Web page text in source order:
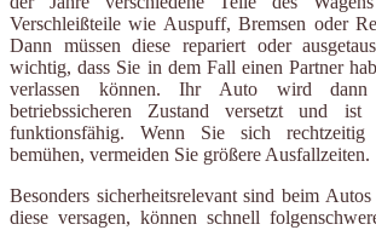
Verschleißteile wie Auspuff, Bremsen oder
Dann müssen diese repariert oder
wichtig, dass Sie in dem Fall einen Partner
verlassen können. Ihr Auto wird
betriebssicheren Zustand versetzt und
funktionsfähig. Wenn Sie sich
bemühen, vermeiden Sie größere Ausfallzeiten.
Besonders sicherheitsrelevant sind beim
diese versagen, können schnell